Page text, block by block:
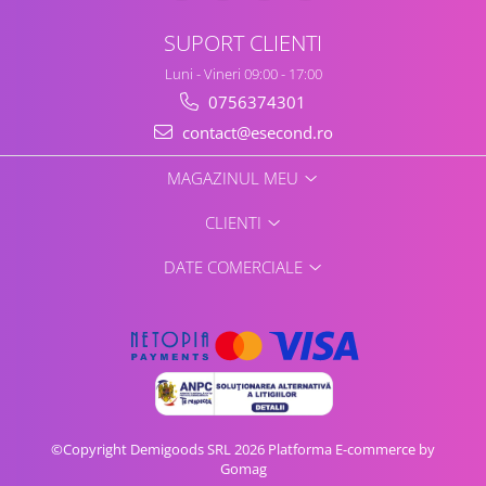
Sport & Activitati in aer liber
Accesorii antrenament
TV, Audio & Foto
Aparate Foto & Accesorii
Audio HI-FI & Profesionale
Drone si Accesorii
SUPORT CLIENTI
Luni - Vineri 09:00 - 17:00
0756374301
contact@esecond.ro
MAGAZINUL MEU
CLIENTI
DATE COMERCIALE
©Copyright Demigoods SRL 2026 Platforma E-commerce by
Gomag